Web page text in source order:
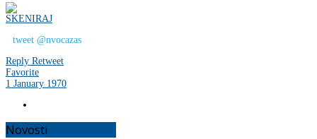
tweet @nvocazas
Reply Retweet
Favorite
1 January 1970
Novosti